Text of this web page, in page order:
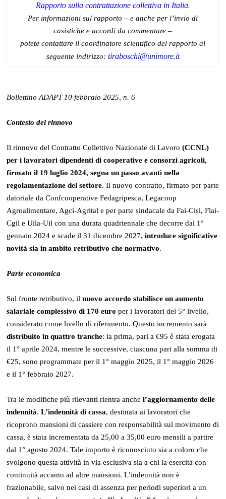
Rapporto sulla contrattazione collettiva in Italia.
Per informazioni sul rapporto – e anche per l’invio di
casistiche e accordi da commentare –
potete contattare il coordinatore scientifico del rapporto al
seguente indirizzo: tiraboschi@unimore.it
Bollettino ADAPT 10 febbraio 2025, n. 6
Contesto del rinnovo
Il rinnovo del Contratto Collettivo Nazionale di Lavoro(CCNL)
per i lavoratori dipendenti di cooperative e consorzi agricoli,
firmato il 19 luglio 2024, segna un passo avanti nella
regolamentazione del settore. Il nuovo contratto, firmato per parte
datoriale da Confcooperative Fedagripesca, Legacoop
Agroalimentare, Agci-Agrital e per parte sindacale da Fai-Cisl, Flai-
Cgil e Uila-Uil con una durata quadriennale che decorre dal 1°
gennaio 2024 e scade il 31 dicembre 2027,introduce significative
novità sia in ambito retributivo che normativo.
Parte economica
Sul fronte retributivo, ilnuovo accordo stabilisce un aumento
salariale complessivo di 170 euro per i lavoratori del 5° livello,
considerato come livello di riferimento. Questo incremento sarà
distribuito in quattro tranche: la prima, pari a €95 è stata erogata
il 1° aprile 2024, mentre le successive, ciascuna pari alla somma di
€25, sono programmate per il 1° maggio 2025, il 1° maggio 2026
e il 1° febbraio 2027.
Tra le modifiche più rilevanti rientra anchel’aggiornamento delle
indennità.L’indennità di cassa, destinata ai lavoratori che
ricoprono mansioni di cassiere con responsabilità sul movimento di
cassa, è stata incrementata da 25,00 a 35,00 euro mensili a partire
dal 1° agosto 2024. Tale importo è riconosciuto sia a coloro che
svolgono questa attività in via esclusiva sia a chi la esercita con
continuità accanto ad altre mansioni. L’indennità non è
frazionabile, salvo nei casi di assenza per periodi superiori a un